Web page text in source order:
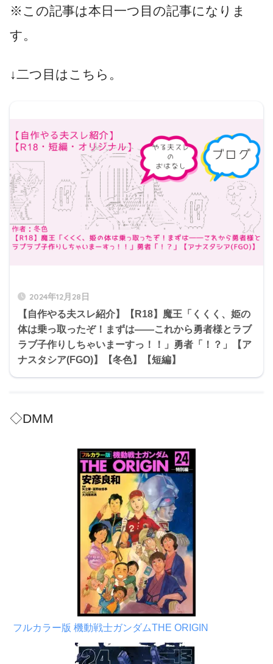
※この記事は本日一つ目の記事になりま
す。
↓二つ目はこちら。
2024年12月28日
【自作やる夫スレ紹介】【R18】魔王「くくく、姫の
体は乗っ取ったぞ！まずは――これから勇者様とラブ
ラブ子作りしちゃいまーすっ！！」勇者「！？」【ア
ナスタシア(FGO)】【冬色】【短編】
◇DMM
フルカラー版 機動戦士ガンダムTHE ORIGIN